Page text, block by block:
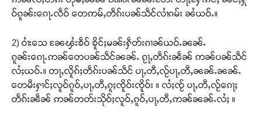
ဝ်ၵူၼ်းၵေႃႉလဵဝ် တေဢမ်ႇတဵၵ်းပၼ်သဵင်လၢႆၵမ်း ၼႆယဝ်ႉ။
2) ဝၢႆးသေ ၼႄၾႆးၶဵဝ် ၶိူင်ႈမၼ်းႁဵတ်းၵၢၼ်ယဝ်ႉၼၼ်ႉ
ၵူၼ်းၵေႃႉဢၼ်တေပၼ်သဵင်ၼၼ်ႉ ၵႂႃႇတဵၵ်းၼဵၼ် ဢၼ်ပၼ်သဵင်
လႆႈယဝ်ႉ။ တႃႇလိူၵ်ႈတဵၵ်းပၼ်သဵင် ပႃႇတီႇလႂ်ပႃႇတီႇၼၼ်ႉၼၼ်ႉ
တေမီးႁၢင်ႈလူဝ်ၵူဝ်ႇပႃႇတီႇၵူႈၸိူဝ်းၸိူဝ်း ။ လႆႈၸႂ် ပႃႇတီႇလႂ်ၵေႃႈ
တဵၵ်းၼဵၼ် ဢၼ်တတ်းသိုဝ်ႈလူဝ်ႇၵူဝ်ႇပႃႇတီႇဢၼ်ၼၼ်ႉလႆႈ ။